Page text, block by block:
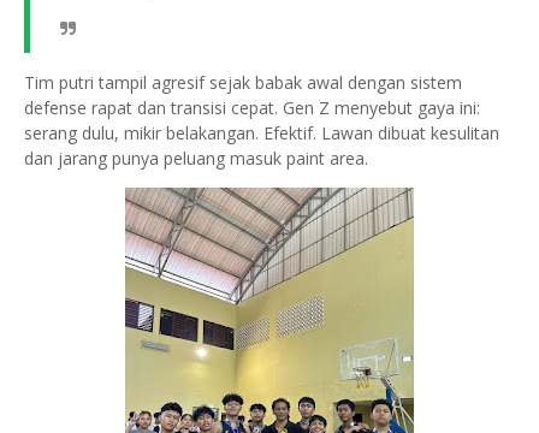
Tim putri tampil agresif sejak babak awal dengan sistem
defense rapat dan transisi cepat. Gen Z menyebut gaya ini:
serang dulu, mikir belakangan. Efektif. Lawan dibuat kesulitan
dan jarang punya peluang masuk paint area.